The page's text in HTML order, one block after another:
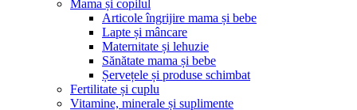
Mama și copilul
Articole îngrijire mama și bebe
Lapte și mâncare
Maternitate și lehuzie
Sănătate mama și bebe
Șervețele și produse schimbat
Fertilitate și cuplu
Vitamine, minerale și suplimente